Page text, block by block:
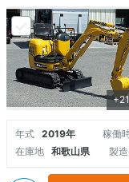
年式 2019年 稼働
在庫地
和歌山県 製